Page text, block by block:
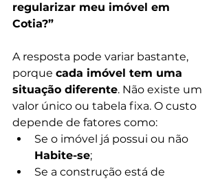
regularizar meu imóvel em
Cotia?”
A resposta pode variar bastante,
porque cada imóvel tem uma
situação diferente. Não existe um
valor único ou tabela fixa. O custo
depende de fatores como:
Se o imóvel já possui ou não
Habite-se;
Se a construção está de